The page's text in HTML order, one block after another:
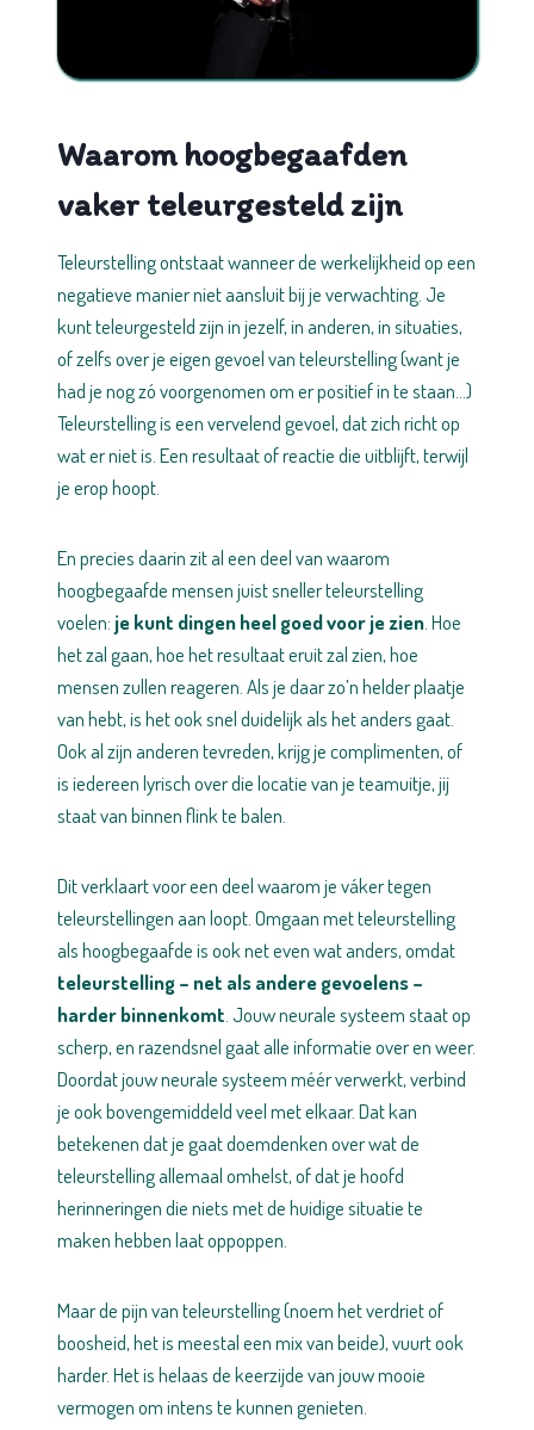
Waarom hoogbegaafden
vaker teleurgesteld zijn
Teleurstelling ontstaat wanneer de werkelijkheid op een
negatieve manier niet aansluit bij je verwachting. Je
kunt teleurgesteld zijn in jezelf, in anderen, in situaties,
of zelfs over je eigen gevoel van teleurstelling (want je
had je nog zó voorgenomen om er positief in te staan…)
Teleurstelling is een vervelend gevoel, dat zich richt op
wat er niet is. Een resultaat of reactie die uitblijft, terwijl
je erop hoopt.
En precies daarin zit al een deel van waarom
hoogbegaafde mensen juist sneller teleurstelling
voelen: je kunt dingen heel goed voor je zien . Hoe
het zal gaan, hoe het resultaat eruit zal zien, hoe
mensen zullen reageren. Als je daar zo’n helder plaatje
van hebt, is het ook snel duidelijk als het anders gaat.
Ook al zijn anderen tevreden, krijg je complimenten, of
is iedereen lyrisch over die locatie van je teamuitje, jij
staat van binnen flink te balen.
Dit verklaart voor een deel waarom je váker tegen
teleurstellingen aan loopt. Omgaan met teleurstelling
als hoogbegaafde is ook net even wat anders, omdat
teleurstelling – net als andere gevoelens –
harder binnenkomt . Jouw neurale systeem staat op
scherp, en razendsnel gaat alle informatie over en weer.
Doordat jouw neurale systeem méér verwerkt, verbind
je ook bovengemiddeld veel met elkaar. Dat kan
betekenen dat je gaat doemdenken over wat de
teleurstelling allemaal omhelst, of dat je hoofd
herinneringen die niets met de huidige situatie te
maken hebben laat oppoppen.
Maar de pijn van teleurstelling (noem het verdriet of
boosheid, het is meestal een mix van beide), vuurt ook
harder. Het is helaas de keerzijde van jouw mooie
vermogen om intens te kunnen genieten.